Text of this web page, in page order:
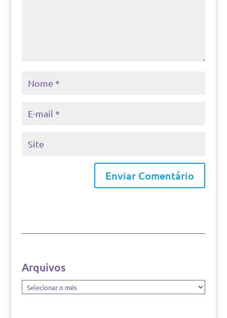
Arquivos
Arquivos